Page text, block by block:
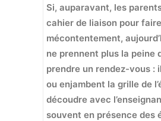
Si, auparavant, les
cahier de liaison pour
mécontentement,
ne prennent plus la peine
prendre un rendez-vous :
ou enjambent la grille de
découdre avec
souvent en présence des